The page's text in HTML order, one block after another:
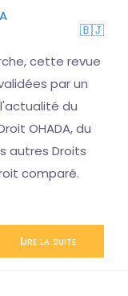
🇧🇯
cette revue
par un
du
OHADA, du
autres Droits
comparé.
Lire la suite